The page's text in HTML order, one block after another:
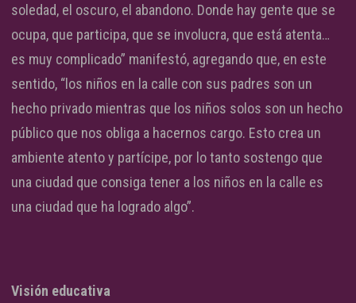
soledad, el oscuro, el abandono. Donde hay gente que se
ocupa, que participa, que se involucra, que está atenta…
es muy complicado” manifestó, agregando que, en este
sentido, “los niños en la calle con sus padres son un
hecho privado mientras que los niños solos son un hecho
público que nos obliga a hacernos cargo. Esto crea un
ambiente atento y partícipe, por lo tanto sostengo que
una ciudad que consiga tener a los niños en la calle es
una ciudad que ha logrado algo”.
Visión educativa